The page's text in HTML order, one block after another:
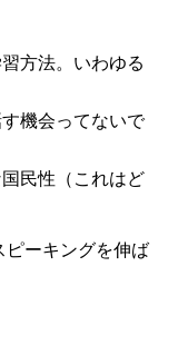
方法。いわゆる
機会ってないで
民性（これはど
ピーキングを伸ば